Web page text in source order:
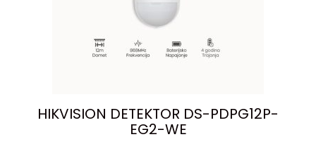
HIKVISION DETEKTOR DS-PDPG12P-
EG2-WE